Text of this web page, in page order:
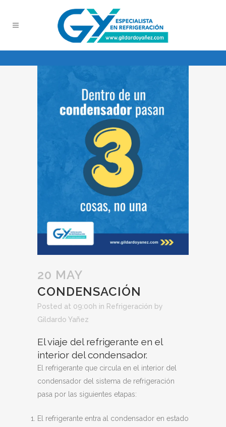
20 MAY
CONDENSACIÓN
Posted at 09:00h in Refrigeración by
Gildardo Yañez
El viaje del refrigerante en el
interior del condensador.
El refrigerante que circula en el interior del
condensador del sistema de refrigeración
pasa por las siguientes etapas:
El refrigerante entra al condensador en estado